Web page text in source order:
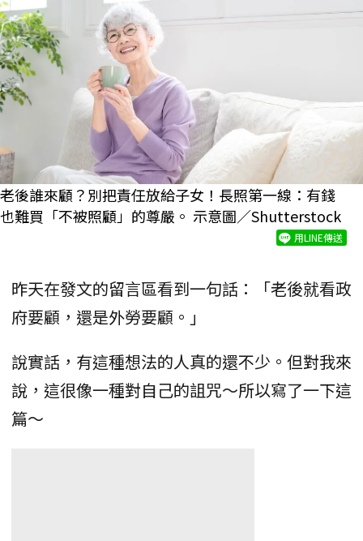
老後誰來顧？別把責任放給子女！長照第一線：有錢
也難買「不被照顧」的尊嚴。 示意圖／Shutterstock
用LINE傳送
昨天在發文的留言區看到一句話：「老後就看政
府要顧，還是外勞要顧。」
說實話，有這種想法的人真的還不少。但對我來
說，這很像一種對自己的詛咒～所以寫了一下這
篇～